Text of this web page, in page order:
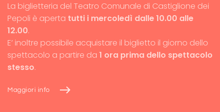
La biglietteria del Teatro Comunale di Castiglione dei
Pepoli è aperta tutti i mercoledì dalle 10.00 alle
12.00.
E’ inoltre possibile acquistare il biglietto il giorno dello
spettacolo a partire da 1 ora prima dello spettacolo
stesso.
Maggiori info